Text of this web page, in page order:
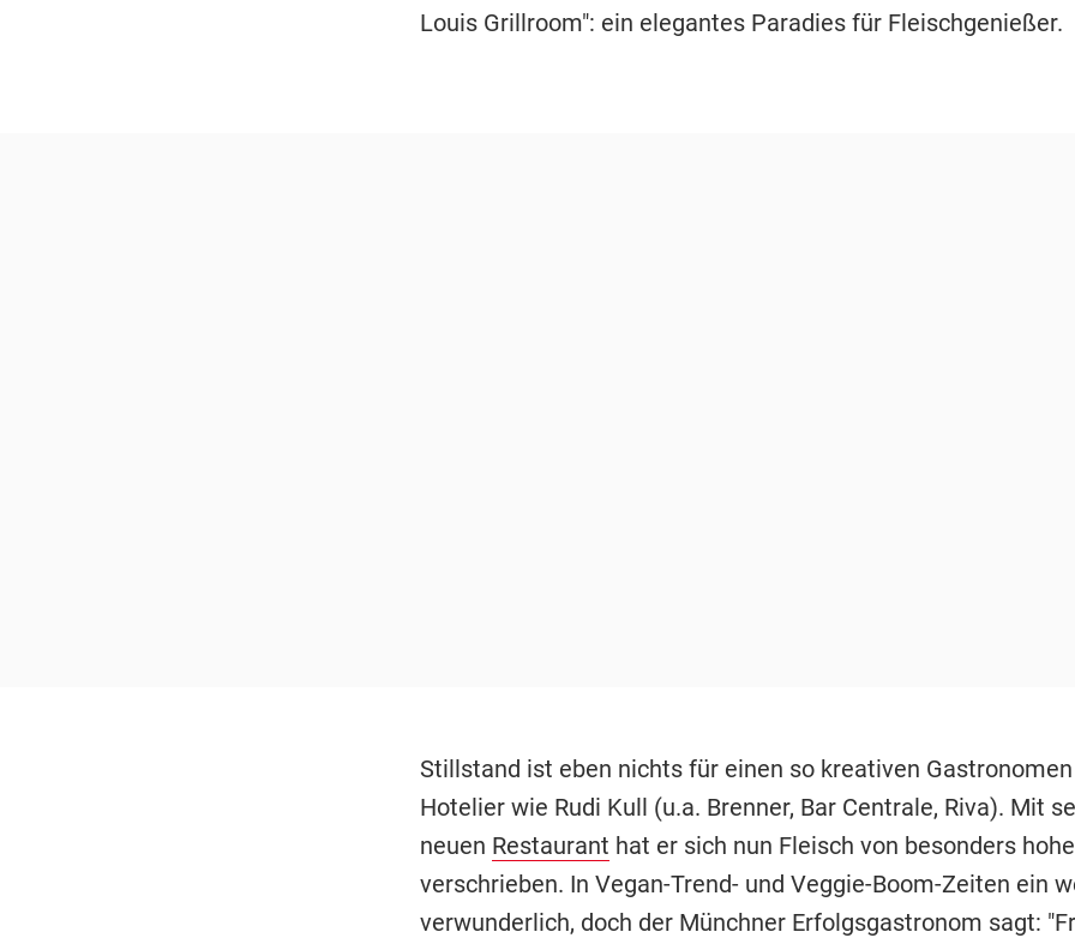
Louis Grillroom": ein elegantes Paradies für Fleischgenießer.
Stillstand ist eben nichts für einen so kreativen
Hotelier wie Rudi Kull (u.a. Brenner, Bar Centrale, Riva). Mit
neuen Restaurant hat er sich nun Fleisch von besonders
verschrieben. In Vegan-Trend- und Veggie-Boom-Zeiten ein
verwunderlich, doch der Münchner Erfolgsgastronom sagt: